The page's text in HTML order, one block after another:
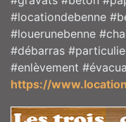
#locationdebenne
#louerunebenne
#débarras
#enlèvement
https://